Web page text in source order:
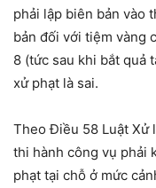
phải lập biên bản vào
bản đối với tiệm vàng
8 (tức sau khi bắt quả
xử phạt là sai.
Theo Điều 58 Luật Xử
thi hành công vụ phải
phạt tại chỗ ở mức